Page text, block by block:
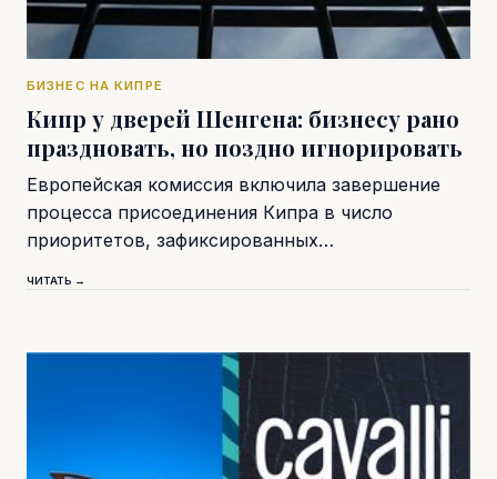
БИЗНЕС НА КИПРЕ
Кипр у дверей Шенгена: бизнесу рано
праздновать, но поздно игнорировать
Европейская комиссия включила завершение
процесса присоединения Кипра в число
приоритетов, зафиксированных…
ЧИТАТЬ →